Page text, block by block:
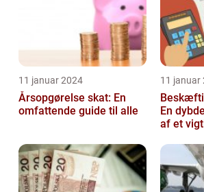
11 januar 2024
Årsopgørelse skat: En
omfattende guide til alle
11 januar
En
af et